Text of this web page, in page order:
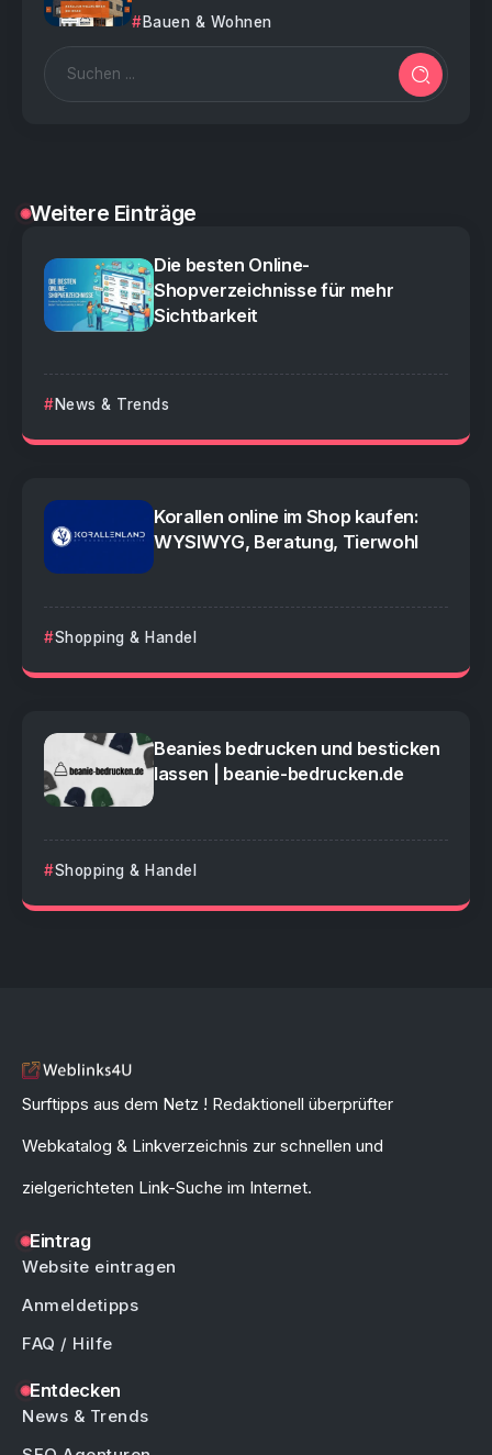
Bauen & Wohnen
Weitere Einträge
Die besten Online-
Shopverzeichnisse für mehr
Sichtbarkeit
News & Trends
Korallen online im Shop kaufen:
WYSIWYG, Beratung, Tierwohl
Shopping & Handel
Beanies bedrucken und besticken
lassen | beanie-bedrucken.de
Shopping & Handel
Surftipps aus dem Netz ! Redaktionell überprüfter
Webkatalog & Linkverzeichnis zur schnellen und
zielgerichteten Link-Suche im Internet.
Eintrag
Website eintragen
Anmeldetipps
FAQ / Hilfe
Entdecken
News & Trends